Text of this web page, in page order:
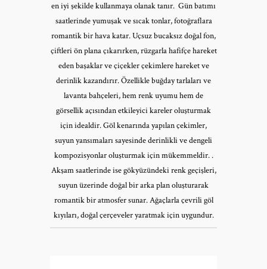
en iyi şekilde kullanmaya olanak tanır. Gün batımı
saatlerinde yumuşak ve sıcak tonlar, fotoğraflara
romantik bir hava katar. Uçsuz bucaksız doğal fon,
çiftleri ön plana çıkarırken, rüzgarla hafifçe hareket
eden başaklar ve çiçekler çekimlere hareket ve
derinlik kazandırır. Özellikle buğday tarlaları ve
lavanta bahçeleri, hem renk uyumu hem de
görsellik açısından etkileyici kareler oluşturmak
için idealdir. Göl kenarında yapılan çekimler,
suyun yansımaları sayesinde derinlikli ve dengeli
kompozisyonlar oluşturmak için mükemmeldir. .
Akşam saatlerinde ise gökyüzündeki renk geçişleri,
suyun üzerinde doğal bir arka plan oluşturarak
romantik bir atmosfer sunar. Ağaçlarla çevrili göl
kıyıları, doğal çerçeveler yaratmak için uygundur.